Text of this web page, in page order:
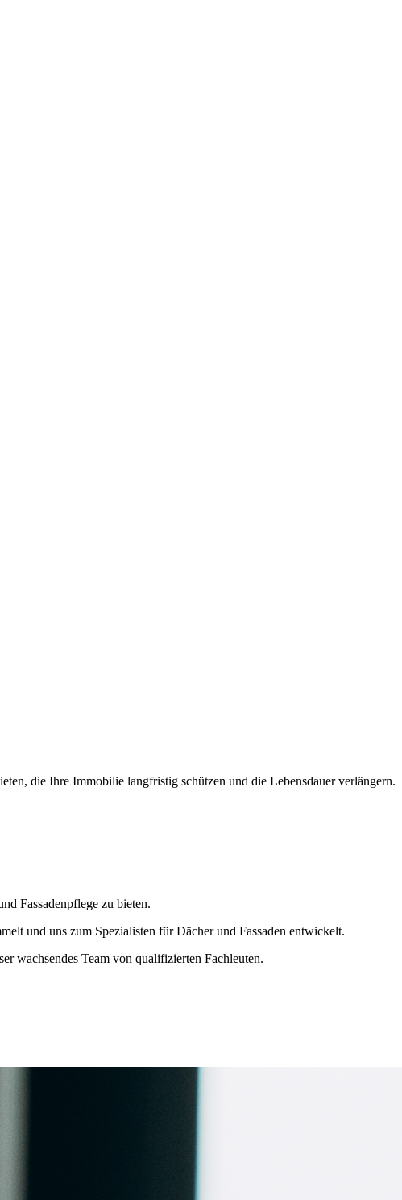
die Ihre Immobilie langfristig schützen und die Lebensdauer verlängern.
Fassadenpflege zu bieten.
und uns zum Spezialisten für Dächer und Fassaden entwickelt.
wachsendes Team von qualifizierten Fachleuten.